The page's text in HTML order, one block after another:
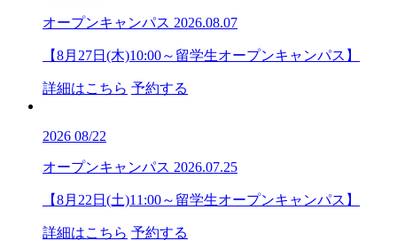
オープンキャンパス 2026.08.07
【8月27日(木)10:00～留学生オープンキャンパス】
詳細はこちら 予約する
2026 08/22
オープンキャンパス 2026.07.25
【8月22日(土)11:00～留学生オープンキャンパス】
詳細はこちら 予約する